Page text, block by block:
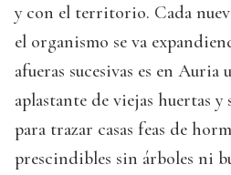
y con el territorio. Cada
el organismo se va
afueras sucesivas es en Auria
aplastante de viejas huertas
para trazar casas feas de
prescindibles sin árboles ni